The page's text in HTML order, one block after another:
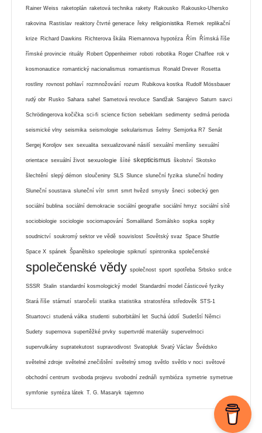
Rainer Weiss raketoplán raketová technika rakety Rakousko Rakousko-Uhersko
rakovina Rastislav reaktory čtvrté generace řeky religionistika Remek replikační
krize Richard Dawkins Richterova škála Riemannova hypotéza Řím Římská říše
římské provincie rituály Robert Oppenheimer roboti robotika Roger Chaffee rok v
kosmonautice romantický nacionalismus romantismus Ronald Drever Rosetta
rostliny rovnost pohlaví rozmnožování rozum Rubikova kostka Rudolf Mössbauer
rudý obr Rusko Sahara sahel Sametová revoluce Sandžak Sarajevo Saturn savci
Schrödingerova kočička sci-fi science fiction sebeklam sedimenty sedmá perioda
seismické vlny seismika seismologie sekularismus šelmy Semjorka R7 Senát
Sergej Koroljov sex sexualita sexualizované násilí sexuální menšiny sexuální
orientace sexuální život sexuologie šíité skepticismus školství Skotsko
šlechtění slepý démon sloučeniny SLS Slunce sluneční fyzika sluneční hodiny
Sluneční soustava sluneční vítr smrt smrt hvězd smysly šneci sobecký gen
sociální bublina sociální demokracie sociální geografie sociální hmyz sociální sítě
sociobiologie sociologie sociomapování Somaliland Somálsko sopka sopky
soudnictví soukromý sektor ve vědě souvislost Sovětský svaz Space Shuttle
Space X spánek Španělsko speleologie spiknutí spintronika společenské
společenské vědy společnost sport spotřeba Srbsko srdce
SSSR Stalin standardní kosmologický model Standardní model částicové fyziky
Stará říše stárnutí staročeši statika statistika stratosféra středověk STS-1
Stuartovci studená válka studenti suborbitální let Suchá údolí Sudetští Němci
Sudety supernova supertěžké prvky supertvrdé materiály supervelmoci
supervulkány supratekutost supravodivost Svatopluk Svatý Václav Švédsko
světelné zdroje světelné znečištění světelný smog světlo světlo v noci světové
obchodní centrum svoboda projevu svobodní zednáři symbióza symetrie symetrue
symfonie syntéza látek T. G. Masaryk tajemno